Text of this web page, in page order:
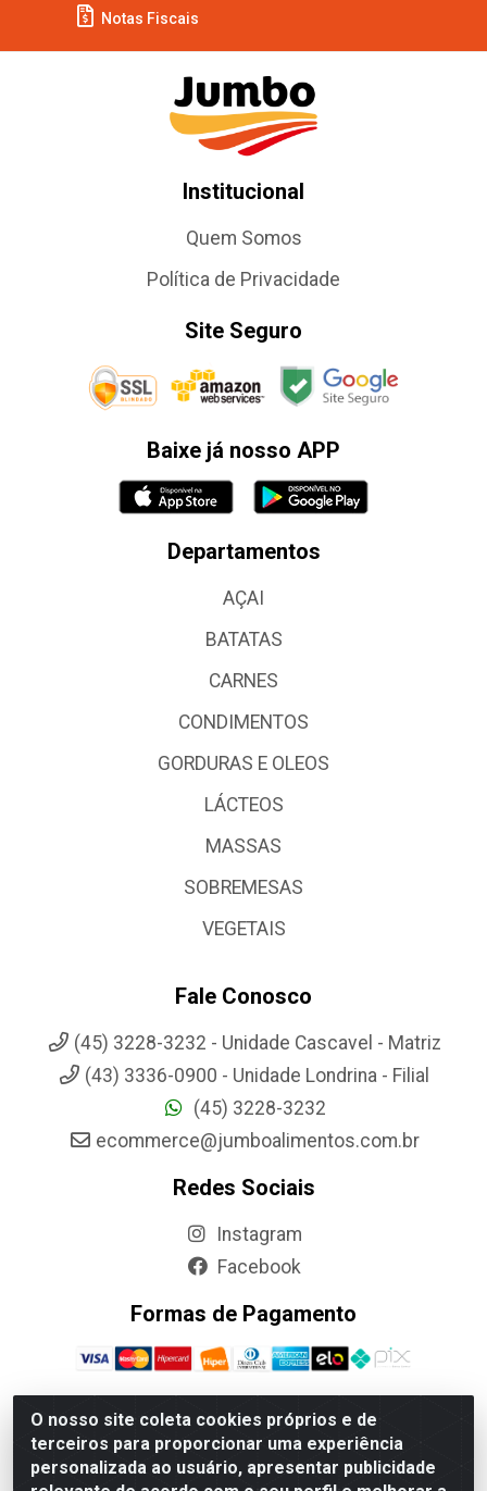
O nosso site coleta cookies próprios e de
terceiros para proporcionar uma experiência
personalizada ao usuário, apresentar publicidade
Notas Fiscais
Institucional
Quem Somos
Política de Privacidade
Site Seguro
Baixe já nosso APP
Departamentos
AÇAI
BATATAS
CARNES
CONDIMENTOS
GORDURAS E OLEOS
LÁCTEOS
MASSAS
SOBREMESAS
VEGETAIS
Fale Conosco
(45) 3228-3232 - Unidade Cascavel - Matriz
(43) 3336-0900 - Unidade Londrina - Filial
(45) 3228-3232
ecommerce@jumboalimentos.com.br
Redes Sociais
Instagram
Facebook
Formas de Pagamento
Jumbo Alimentos Cascavel - Matriz - Rua Itatiba Do Sul, 161 -
Santos Dumont, Cascavel-PR - CEP 85804-700- CNPJ